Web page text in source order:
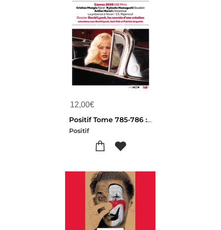
12,00€
Positif Tome 785-786 : David Lynch, Les Secrets D'une Creation
Positif